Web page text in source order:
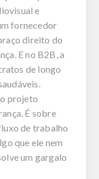
e
fornecedor
direito do
E no B2B, a
de longo
projeto
É sobre
de trabalho
que ele nem
um gargalo